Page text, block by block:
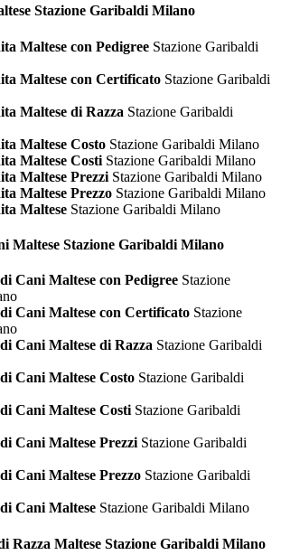
Stazione Garibaldi Milano
Maltese con Pedigree Stazione Garibaldi
Maltese con Certificato Stazione Garibaldi
Maltese di Razza Stazione Garibaldi
Maltese Costo Stazione Garibaldi Milano
Maltese Costi Stazione Garibaldi Milano
Maltese Prezzi Stazione Garibaldi Milano
Maltese Prezzo Stazione Garibaldi Milano
Maltese Stazione Garibaldi Milano
Maltese Stazione Garibaldi Milano
Cani Maltese con Pedigree Stazione
Cani Maltese con Certificato Stazione
Cani Maltese di Razza Stazione Garibaldi
Cani Maltese Costo Stazione Garibaldi
Cani Maltese Costi Stazione Garibaldi
Cani Maltese Prezzi Stazione Garibaldi
Cani Maltese Prezzo Stazione Garibaldi
Cani Maltese Stazione Garibaldi Milano
Razza Maltese Stazione Garibaldi Milano